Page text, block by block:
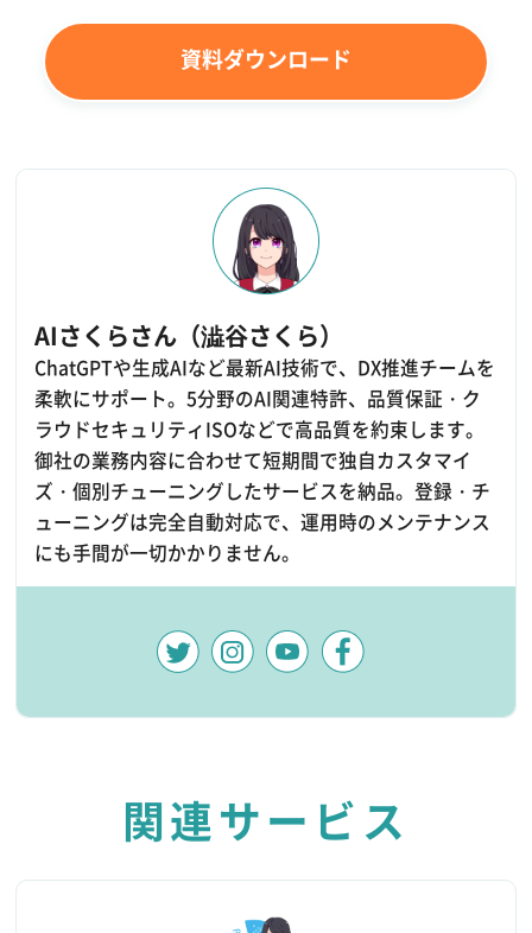
資料ダウンロード
AIさくらさん（澁谷さくら）
ChatGPTや生成AIなど最新AI技術で、DX推進チームを
柔軟にサポート。5分野のAI関連特許、品質保証・ク
ラウドセキュリティISOなどで高品質を約束します。
御社の業務内容に合わせて短期間で独自カスタマイ
ズ・個別チューニングしたサービスを納品。登録・チ
ューニングは完全自動対応で、運用時のメンテナンス
にも手間が一切かかりません。
関連サービス